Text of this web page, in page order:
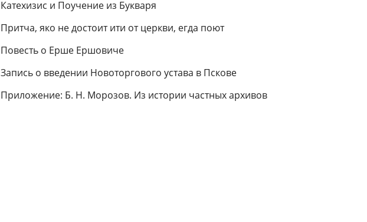
Катехизис и Поучение из Букваря
Притча, яко не достоит ити от церкви, егда поют
Повесть о Ерше Ершовиче
Запись о введении Новоторгового устава в Пскове
Приложение: Б. Н. Морозов. Из истории частных архивов